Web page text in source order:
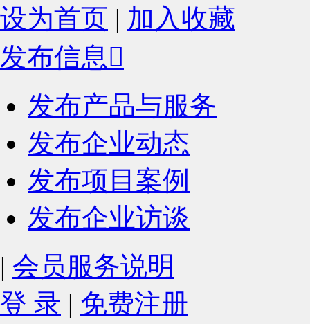
设为首页 | 加入收藏
发布信息
发布产品与服务
发布企业动态
发布项目案例
发布企业访谈
| 会员服务说明
登 录 | 免费注册